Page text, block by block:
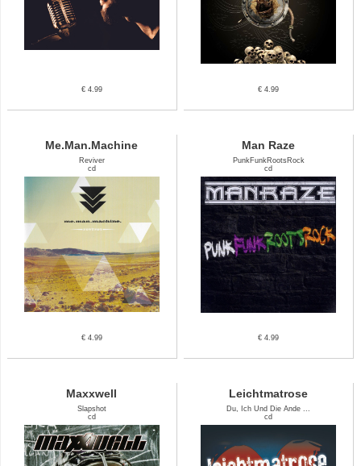
€ 4.99 € 4.99
Me.Man.Machine
Reviver
cd
€ 4.99
Man Raze
PunkFunkRootsRock
cd
€ 4.99
Maxxwell
Slapshot
cd
Leichtmatrose
Du, Ich Und Die Ande ...
cd